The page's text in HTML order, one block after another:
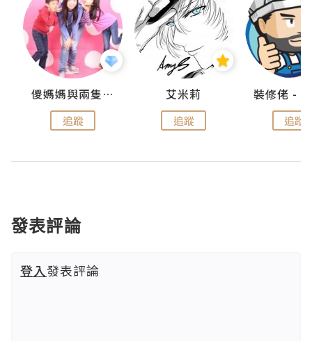
儍媽媽與兩隻小魔怪之家
追蹤
艾米莉
追蹤 追蹤
發表評論
登入發表評論